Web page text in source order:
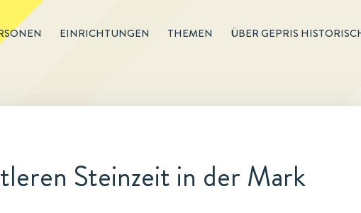
EINRICHTUNGEN THEMEN ÜBER GEPRIS
Steinzeit in der Mark